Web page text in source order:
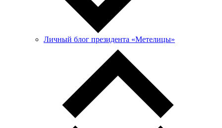
Личный блог президента «Метелицы»